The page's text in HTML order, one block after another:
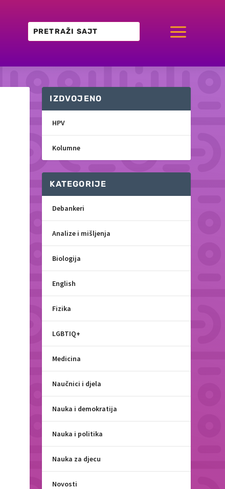
a
IZDVOJENO
HPV
Kolumne
KATEGORIJE
Debankeri
Analize i mišljenja
Biologija
English
Fizika
LGBTIQ+
Medicina
Naučnici i djela
Nauka i demokratija
Nauka i politika
Nauka za djecu
Novosti